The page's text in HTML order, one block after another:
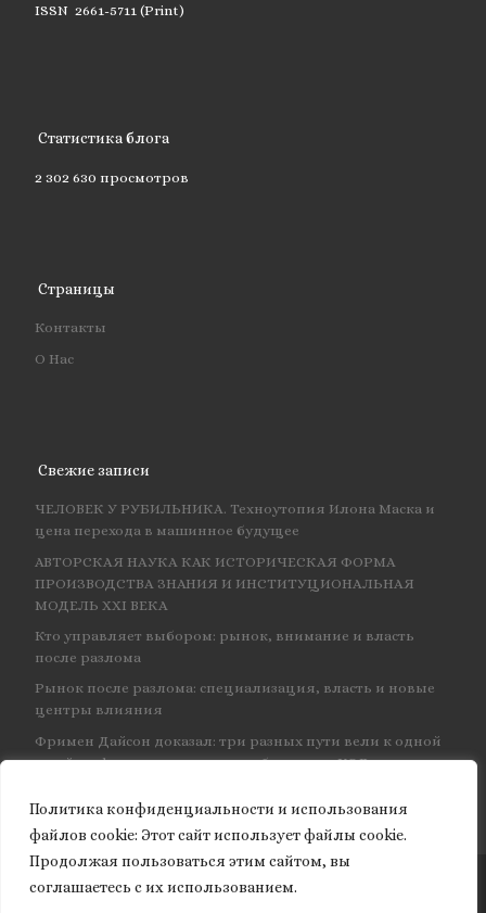
Политика конфиденциальности и использования
файлов сookie: Этот сайт использует файлы cookie.
Продолжая пользоваться этим сайтом, вы
соглашаетесь с их использованием.
ISSN 2661-5711 (Print)
Статистика блога
2 302 630 просмотров
Страницы
Контакты
О Нас
Свежие записи
ЧЕЛОВЕК У РУБИЛЬНИКА. Техноутопия Илона Маска и
цена перехода в машинное будущее
АВТОРСКАЯ НАУКА КАК ИСТОРИЧЕСКАЯ ФОРМА
ПРОИЗВОДСТВА ЗНАНИЯ И ИНСТИТУЦИОНАЛЬНАЯ
МОДЕЛЬ XXI ВЕКА
Кто управляет выбором: рынок, внимание и власть
после разлома
Рынок после разлома: специализация, власть и новые
центры влияния
Фримен Дайсон доказал: три разных пути вели к одной
и той же физике — и навсегда объединил КЭД
© 2026Granite of science– Все права защищены